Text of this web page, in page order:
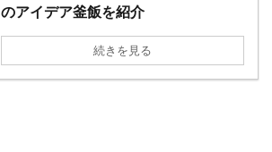
のアイデア釜飯を紹介
続きを見る